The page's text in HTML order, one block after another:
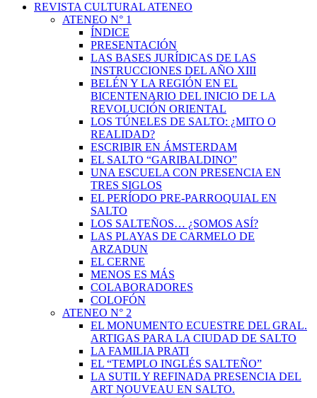
REVISTA CULTURAL ATENEO
ATENEO N° 1
ÍNDICE
PRESENTACIÓN
LAS BASES JURÍDICAS DE LAS
INSTRUCCIONES DEL AÑO XIII
BELÉN Y LA REGIÓN EN EL
BICENTENARIO DEL INICIO DE LA
REVOLUCIÓN ORIENTAL
LOS TÚNELES DE SALTO: ¿MITO O
REALIDAD?
ESCRIBIR EN ÁMSTERDAM
EL SALTO “GARIBALDINO”
UNA ESCUELA CON PRESENCIA EN
TRES SIGLOS
EL PERÍODO PRE-PARROQUIAL EN
SALTO
LOS SALTEÑOS… ¿SOMOS ASÍ?
LAS PLAYAS DE CARMELO DE
ARZADUN
EL CERNE
MENOS ES MÁS
COLABORADORES
COLOFÓN
ATENEO N° 2
EL MONUMENTO ECUESTRE DEL GRAL.
ARTIGAS PARA LA CIUDAD DE SALTO
LA FAMILIA PRATI
EL “TEMPLO INGLÉS SALTEÑO”
LA SUTIL Y REFINADA PRESENCIA DEL
ART NOUVEAU EN SALTO.